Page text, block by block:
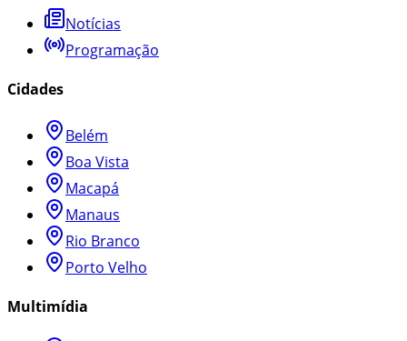
Notícias
Programação
Cidades
Belém
Boa Vista
Macapá
Manaus
Rio Branco
Porto Velho
Multimídia